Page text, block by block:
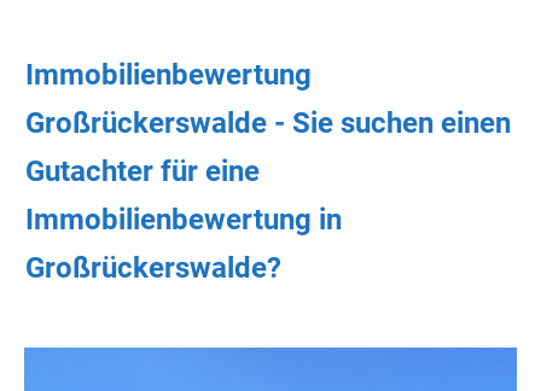
Immobilienbewertung
Großrückerswalde - Sie suchen einen
Gutachter für eine
Immobilienbewertung in
Großrückerswalde?